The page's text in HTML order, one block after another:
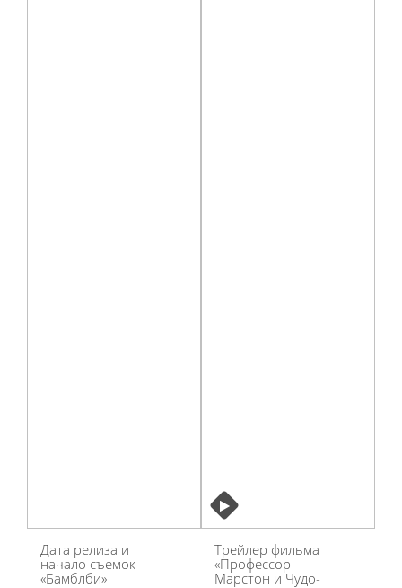
Дата релиза и
начало съемок
«Бамблби»
Трейлер фильма
«Профессор
Марстон и Чудо-